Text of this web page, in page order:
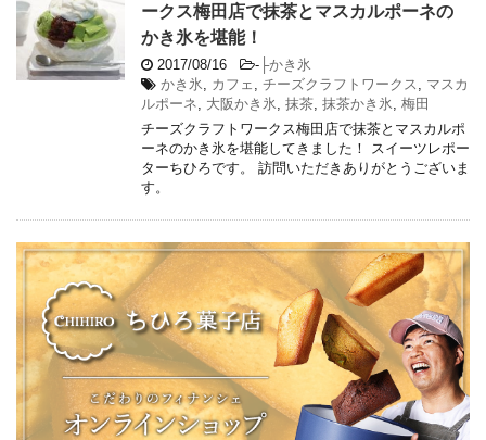
ークス梅田店で抹茶とマスカルポーネの
かき氷を堪能！
2017/08/16 - ├かき氷
かき氷
カフェ チーズクラフトワークス
マスカ
ルポーネ
大阪かき氷 抹茶 抹茶かき氷 梅田
チーズクラフトワークス梅田店で抹茶とマスカルポ
ーネのかき氷を堪能してきました！ スイーツレポー
ターちひろです。 訪問いただきありがとうございま
す。